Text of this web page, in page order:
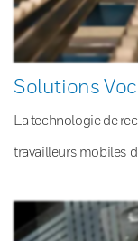
Solutions
La technologie de
travailleurs mobiles